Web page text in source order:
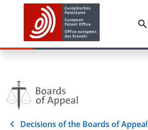
Decisions of the Boards of Appeal